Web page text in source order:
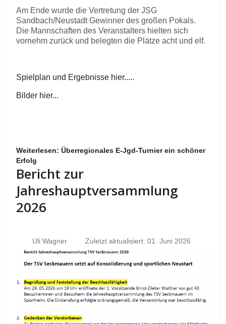
Am Ende wurde die Vertretung der JSG
Sandbach/Neustadt Gewinner des großen Pokals.
Die Mannschaften des Veranstalters hielten sich
vornehm zurück und belegten die Plätze acht und elf.
Spielplan und Ergebnisse hier.....
Bilder hier...
Weiterlesen: Überregionales E-Jgd-Turnier ein schöner
Erfolg
Bericht zur
Jahreshauptversammlung
2026
Uli Wagner Zuletzt aktualisiert: 01. Juni 2026